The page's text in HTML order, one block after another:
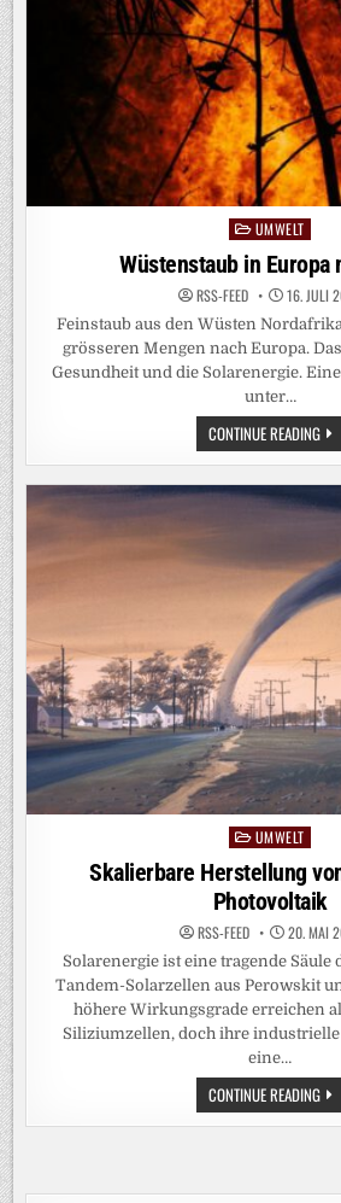
Posted
in
UMWELT
Wüstenstaub in Europa
RSS-FEED 16. JULI
Feinstaub aus den Wüsten
grösseren Mengen nach Europa.
Gesundheit und die Solarenergie.
unter…
CONTINUE READING
IN
PostedUMWELT
Skalierbare Herstellung
Photovoltaik
RSS-FEED 20. MAI
Solarenergie ist eine tragende Säule
Tandem-Solarzellen aus Perowskit
höhere Wirkungsgrade erreichen
Siliziumzellen, doch ihre
eine…
CONTINUE READING